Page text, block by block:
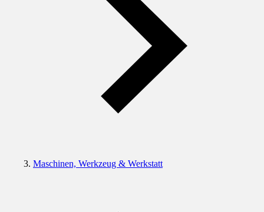
Maschinen, Werkzeug & Werkstatt